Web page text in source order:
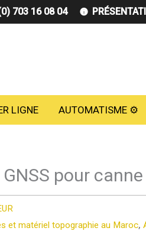
703 16 08 04
LIGNE AUTOMATISME ⚙️
pour
et matériel topographie au Maroc,